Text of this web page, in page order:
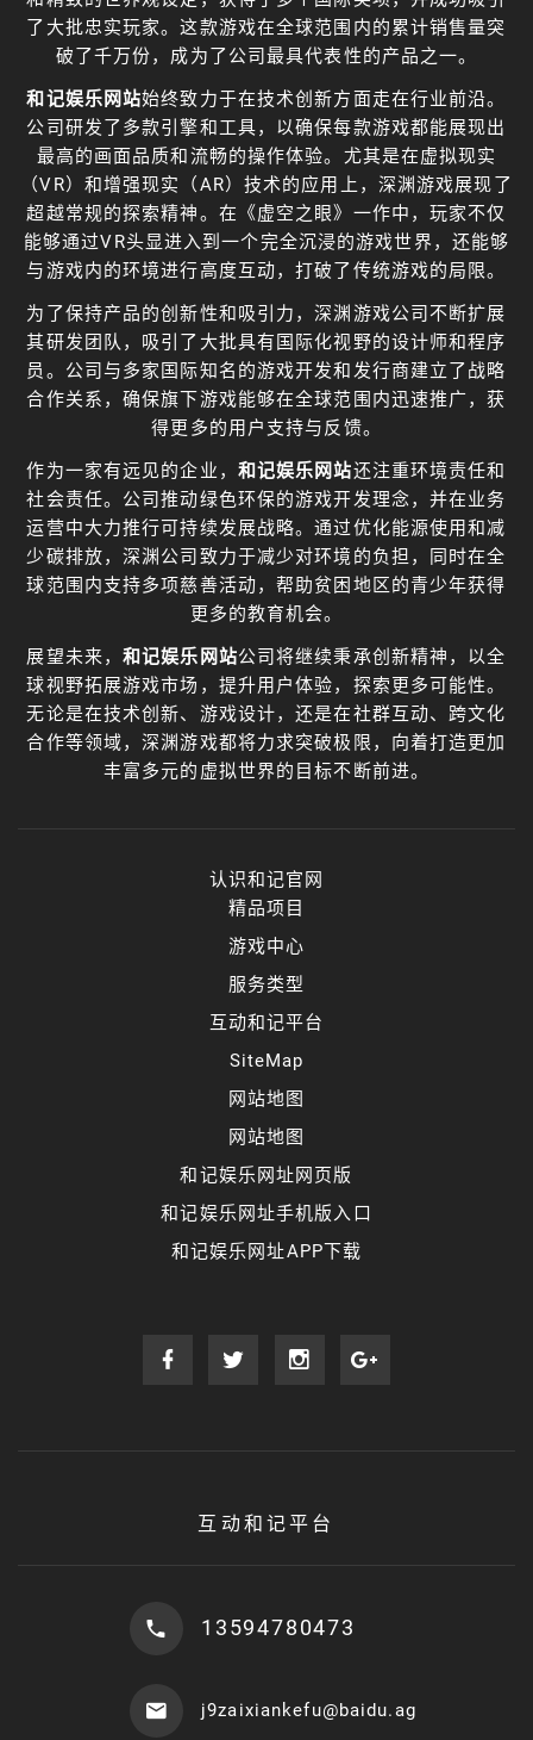
了大批忠实玩家。这款游戏在全球范围内的累计销售量突
破了千万份，成为了公司最具代表性的产品之一。
和记娱乐网站始终致力于在技术创新方面走在行业前沿。
公司研发了多款引擎和工具，以确保每款游戏都能展现出
最高的画面品质和流畅的操作体验。尤其是在虚拟现实
（VR）和增强现实（AR）技术的应用上，深渊游戏展现了
超越常规的探索精神。在《虚空之眼》一作中，玩家不仅
能够通过VR头显进入到一个完全沉浸的游戏世界，还能够
与游戏内的环境进行高度互动，打破了传统游戏的局限。
为了保持产品的创新性和吸引力，深渊游戏公司不断扩展
其研发团队，吸引了大批具有国际化视野的设计师和程序
员。公司与多家国际知名的游戏开发和发行商建立了战略
合作关系，确保旗下游戏能够在全球范围内迅速推广，获
得更多的用户支持与反馈。
作为一家有远见的企业， 和记娱乐网站还注重环境责任和
社会责任。公司推动绿色环保的游戏开发理念，并在业务
运营中大力推行可持续发展战略。通过优化能源使用和减
少碳排放，深渊公司致力于减少对环境的负担，同时在全
球范围内支持多项慈善活动，帮助贫困地区的青少年获得
更多的教育机会。
展望未来，和记娱乐网站公司将继续秉承创新精神，以全
球视野拓展游戏市场，提升用户体验，探索更多可能性。
无论是在技术创新、游戏设计，还是在社群互动、跨文化
合作等领域，深渊游戏都将力求突破极限，向着打造更加
丰富多元的虚拟世界的目标不断前进。
认识和记官网
精品项目
游戏中心
服务类型
互动和记平台
SiteMap
网站地图
网站地图
和记娱乐网址网页版
和记娱乐网址手机版入口
和记娱乐网址APP下载
互动和记平台
13594780473
j9zaixiankefu@baidu.ag